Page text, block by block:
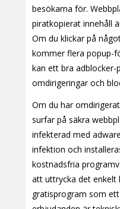
besökarna för.
piratkopierat innehåll
Om du klickar på
kommer flera popup-
kan ett bra
omdirigeringar och
Om du har
surfar på säkra
infekterad med
infektion och
kostnadsfria
att uttrycka det enkelt
gratisprogram som